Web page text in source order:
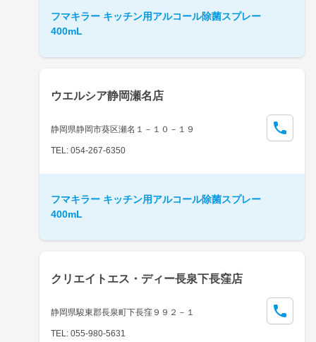
フマキラー キッチン用アルコール除菌スプレー
400mL
ウエルシア静岡瀬名店
静岡県静岡市葵区瀬名１－１０－１９
TEL: 054-267-6350
フマキラー キッチン用アルコール除菌スプレー
400mL
クリエイトエス・ディー長泉下長窪店
静岡県駿東郡長泉町下長窪９９２－１
TEL: 055-980-5631